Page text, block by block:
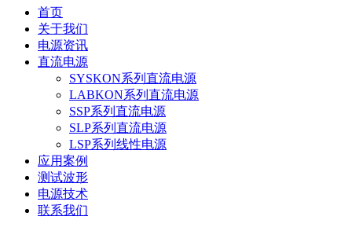
首页
关于我们
电源资讯
直流电源
SYSKON系列直流电源
LABKON系列直流电源
SSP系列直流电源
SLP系列直流电源
LSP系列线性电源
应用案例
测试波形
电源技术
联系我们